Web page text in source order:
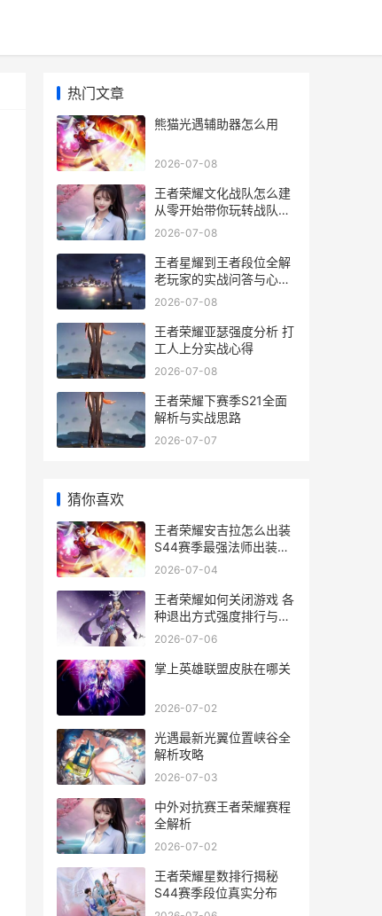
热门文章
熊猫光遇辅助器怎么用
2026-07-08
王者荣耀文化战队怎么建
从零开始带你玩转战队系
统
2026-07-08
王者星耀到王者段位全解
老玩家的实战问答与心态
指南
2026-07-08
王者荣耀亚瑟强度分析 打
工人上分实战心得
2026-07-08
王者荣耀下赛季S21全面
解析与实战思路
2026-07-07
猜你喜欢
王者荣耀安吉拉怎么出装
S44赛季最强法师出装推
荐
2026-07-04
王者荣耀如何关闭游戏 各
种退出方式强度排行与实
战选择指南
2026-07-06
掌上英雄联盟皮肤在哪关
2026-07-02
光遇最新光翼位置峡谷全
解析攻略
2026-07-03
中外对抗赛王者荣耀赛程
全解析
2026-07-02
王者荣耀星数排行揭秘
S44赛季段位真实分布